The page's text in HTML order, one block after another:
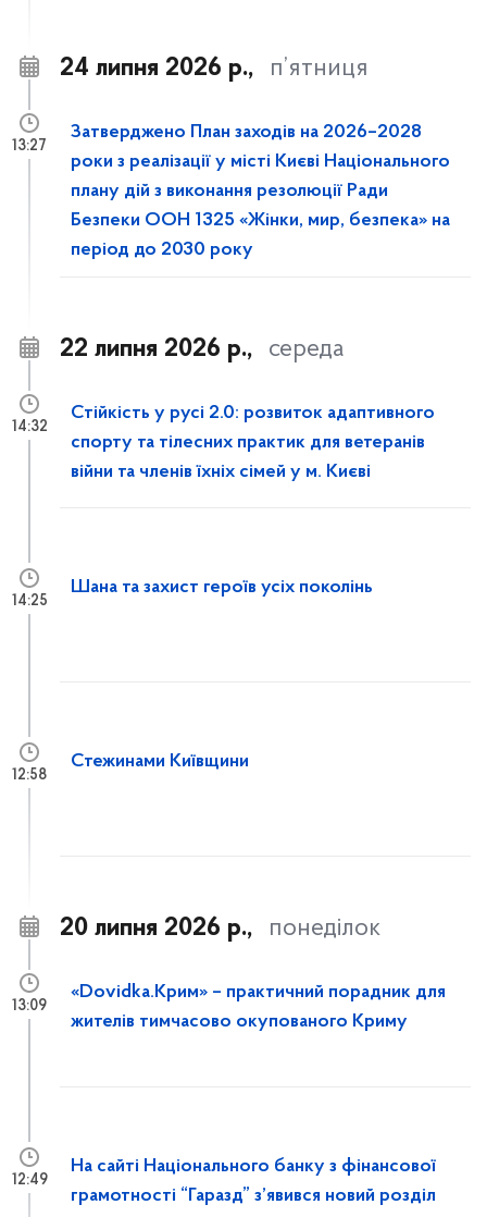
24 липня 2026 р., п’ятниця
Затверджено План заходів на 2026–2028
роки з реалізації у місті Києві Національного
плану дій з виконання резолюції Ради
Безпеки ООН 1325 «Жінки, мир, безпека» на
період до 2030 року
13:27
22 липня 2026 р., середа
Стійкість у русі 2.0: розвиток адаптивного
спорту та тілесних практик для ветеранів
війни та членів їхніх сімей у м. Києві
14:32
Шана та захист героїв усіх поколінь
14:25
Стежинами Київщини
12:58
20 липня 2026 р., понеділок
«Dovidka.Крим» – практичний порадник для
жителів тимчасово окупованого Криму
13:09
На сайті Національного банку з фінансової
грамотності “Гаразд” з’явився новий розділ
12:49